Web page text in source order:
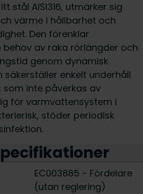
stål AISI316, utmärker sig
värme i hållbarhet och
Den förenklar
av raka rörlängder och
genom dynamisk
säkerställer enkelt underhåll
inte påverkas av
för varmvattensystem i
stöder periodisk
EC003885 - Fördelare
(utan reglering)